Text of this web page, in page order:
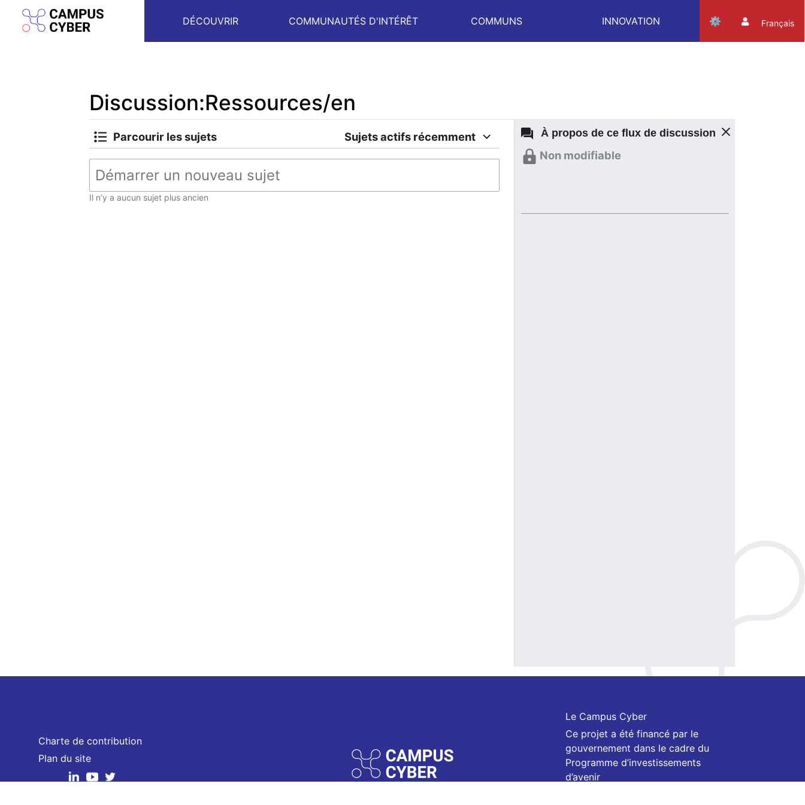
DÉCOUVRIR COMMUNAUTÉS D'INTÉRÊT COMMUNS INNOVATION Français
Discussion:Ressources/en
À propos de ce flux de discussion
Non modifiable
Parcourir les sujets Sujets actifs récemment
Il n’y a aucun sujet plus ancien
Charte de contribution
Plan du site
Le Campus Cyber
Ce projet a été financé par le
gouvernement dans le cadre du
Programme d’investissements
d’avenir